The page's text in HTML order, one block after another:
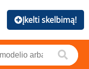
Įkelti skelbimą!